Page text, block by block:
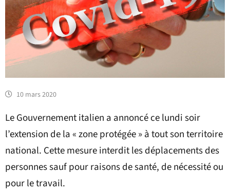
10 mars 2020
Le Gouvernement italien a annoncé ce lundi soir
l’extension de la « zone protégée » à tout son territoire
national. Cette mesure interdit les déplacements des
personnes sauf pour raisons de santé, de nécessité ou
pour le travail.